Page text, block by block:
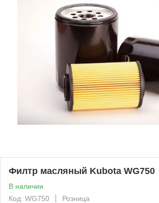
Филтр масляный Kubota WG750
В наличии
Код: WG750
Розница